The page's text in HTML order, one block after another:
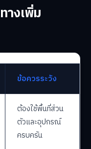
างเพิ่ม
ข้อควรระวัง
ต้องใช้พื้นที่ส่วน
ตัวและอุปกรณ์
ครบครัน